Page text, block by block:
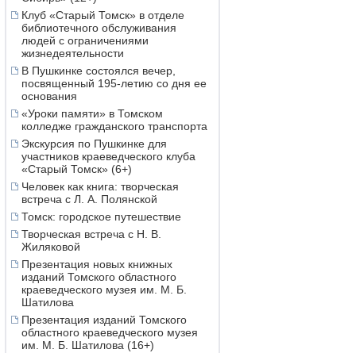
Клуб «Старый Томск» в отделе
библиотечного обслуживания
людей с ограничениями
жизнедеятельности
В Пушкинке состоялся вечер,
посвященный 195-летию со дня ее
основания
«Уроки памяти» в Томском
колледже гражданского транспорта
Экскурсия по Пушкинке для
участников краеведческого клуба
«Старый Томск» (6+)
Человек как книга: творческая
встреча с Л. А. Полянской
Томск: городское путешествие
Творческая встреча с Н. В.
Жиляковой
Презентация новых книжных
изданий Томского областного
краеведческого музея им. М. Б.
Шатилова
Презентация изданий Томского
областного краеведческого музея
им. М. Б. Шатилова (16+)